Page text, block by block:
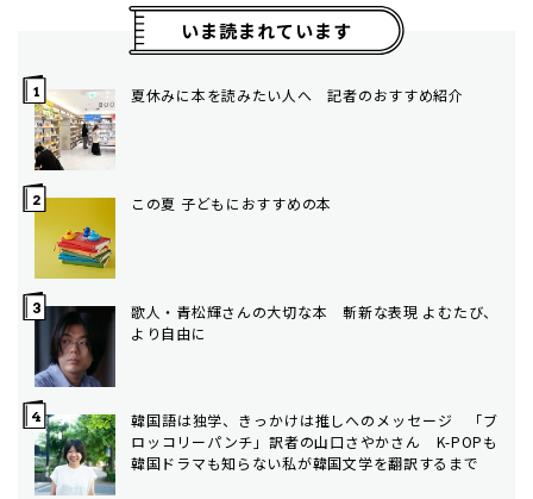
いま読まれています
夏休みに本を読みたい人へ 記者のおすすめ紹介
この夏 子どもにおすすめの本
歌人・青松輝さんの大切な本 斬新な表現 よむたび、
より自由に
韓国語は独学、きっかけは推しへのメッセージ 「ブ
ロッコリーパンチ」訳者の山口さやかさん K-POPも
韓国ドラマも知らない私が韓国文学を翻訳するまで